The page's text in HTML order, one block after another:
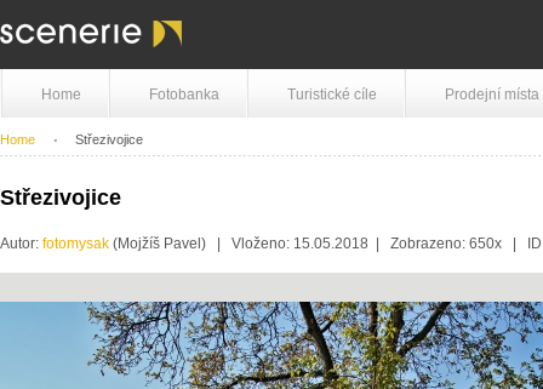
Home Fotobanka Turistické cíle Prodejní místa
Home Střezivojice
Střezivojice
Autor: fotomysak (Mojžíš Pavel) | Vloženo: 15.05.2018 | Zobrazeno: 650x |